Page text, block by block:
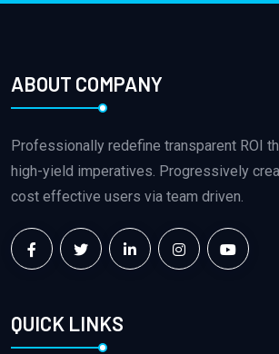
ABOUT COMPANY
Professionally redefine transparent ROI
high-yield imperatives. Progressively
cost effective users via team driven.
QUICK LINKS